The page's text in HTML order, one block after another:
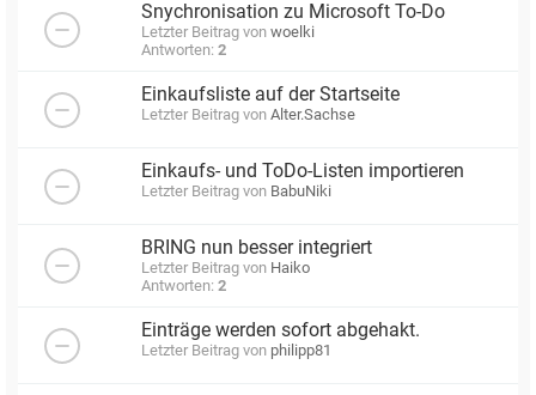
Snychronisation zu Microsoft To-Do
Letzter Beitrag von woelki
Antworten: 2
Einkaufsliste auf der Startseite
Letzter Beitrag von Alter.Sachse
Einkaufs- und ToDo-Listen importieren
Letzter Beitrag von BabuNiki
BRING nun besser integriert
Letzter Beitrag von Haiko
Antworten: 2
Einträge werden sofort abgehakt.
Letzter Beitrag von philipp81